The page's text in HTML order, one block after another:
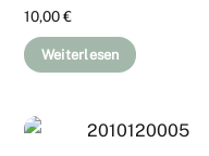
10,00€
Weiterlesen